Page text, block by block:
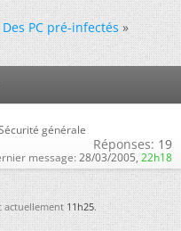
Des PC pré-infectés »
générale
Réponses: 19
message: 28/03/2005, 22h18
actuellement11h25.